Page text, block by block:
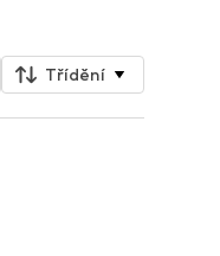
Třídění